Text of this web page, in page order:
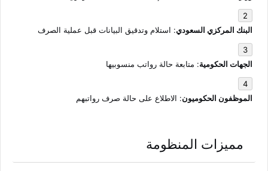
البنك المركزي السعودي: استلام وتدقيق البيانات قبل عملية الصرف
الجهات الحكومية: متابعة حالة رواتب منسوبيها
الموظفون الحكوميون: الاطلاع على حالة صرف رواتبهم
مميزات المنظومة